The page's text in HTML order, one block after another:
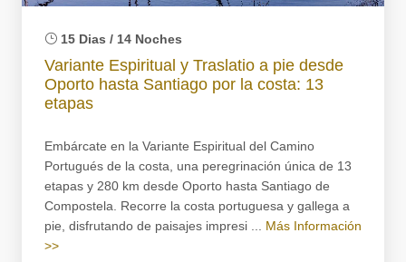
15 Dias / 14 Noches
Variante Espiritual y Traslatio a pie desde
Oporto hasta Santiago por la costa: 13
etapas
Embárcate en la Variante Espiritual del Camino
Portugués de la costa, una peregrinación única de 13
etapas y 280 km desde Oporto hasta Santiago de
Compostela. Recorre la costa portuguesa y gallega a
pie, disfrutando de paisajes impresi ... Más Información
>>